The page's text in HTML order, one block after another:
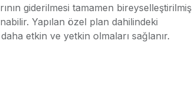
giderilmesi tamamen bireyselleştirilmiş
Yapılan özel plan dahilindeki
etkin ve yetkin olmaları sağlanır.